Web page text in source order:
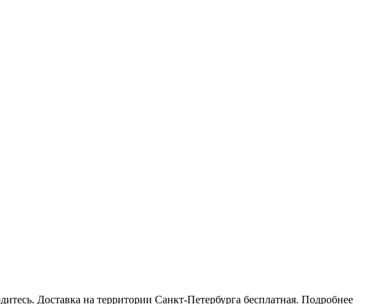
Доставка на территории Санкт-Петербурга бесплатная. Подробнее